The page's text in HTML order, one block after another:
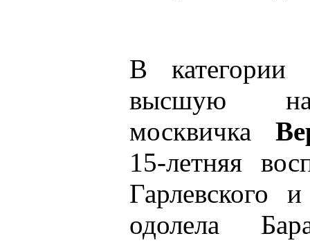
В категории
высшую
москвичка
15-летняя
Гарлевского
одолела